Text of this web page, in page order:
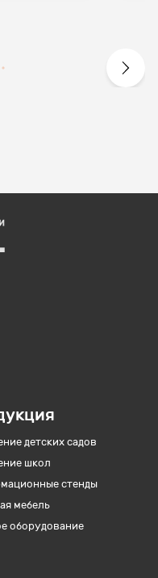
детских садов
школ
стенды
мебель
оборудование